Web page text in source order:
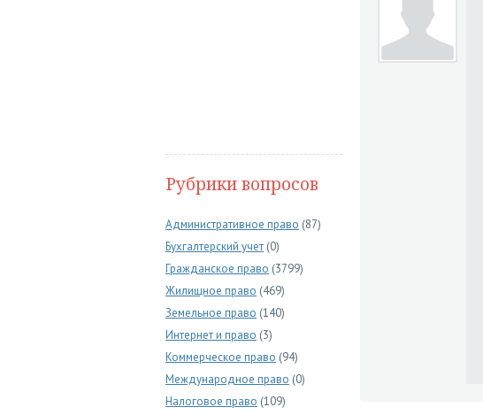
Рубрики вопросов
Административное право (87)
Бухгалтерский учет (0)
Гражданское право (3799)
Жилищное право (469)
Земельное право (140)
Интернет и право (3)
Коммерческое право (94)
Международное право (0)
Налоговое право (109)